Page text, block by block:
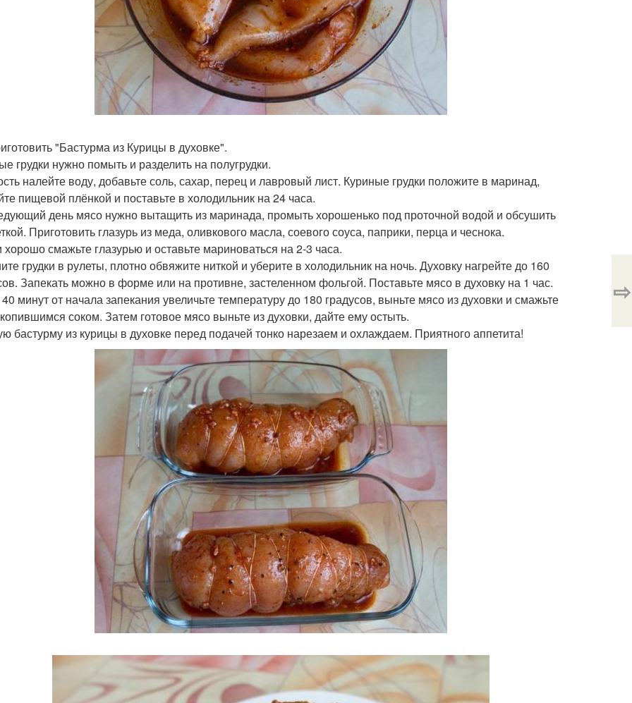
"Бастурма из Курицы в духовке".
грудки нужно помыть и разделить на полугрудки.
налейте воду, добавьте соль, сахар, перец и лавровый лист. Куриные грудки положите в маринад,
пищевой плёнкой и поставьте в холодильник на 24 часа.
день мясо нужно вытащить из маринада, промыть хорошенько под проточной водой и обсушить
Приготовить глазурь из меда, оливкового масла, соевого соуса, паприки, перца и чеснока.
хорошо смажьте глазурью и оставьте мариноваться на 2-3 часа.
грудки в рулеты, плотно обвяжите ниткой и уберите в холодильник на ночь. Духовку нагрейте до 160
Запекать можно в форме или на противне, застеленном фольгой. Поставьте мясо в духовку на 1 час.
минут от начала запекания увеличьте температуру до 180 градусов, выньте мясо из духовки и смажьте
соком. Затем готовое мясо выньте из духовки, дайте ему остыть.
бастурму из курицы в духовке перед подачей тонко нарезаем и охлаждаем. Приятного аппетита!
⇨